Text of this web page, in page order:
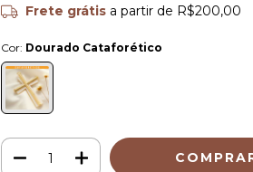
Frete grátis a partir de R$200,00
Cor: Dourado Cataforético